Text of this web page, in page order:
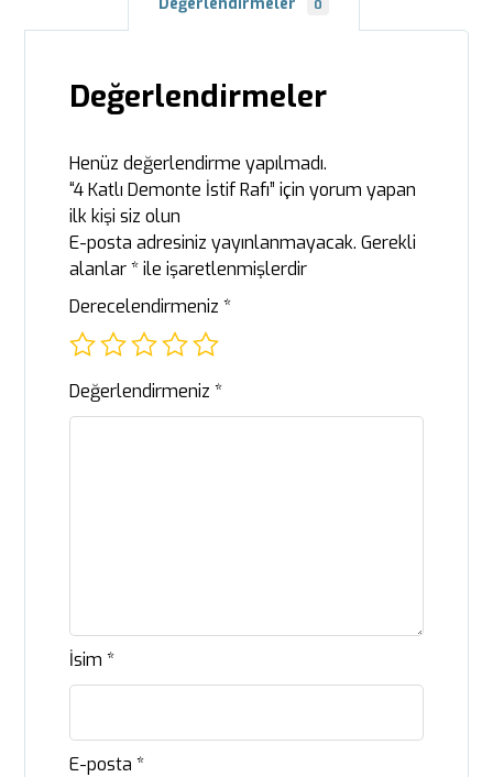
0
Değerlendirmeler
Henüz değerlendirme yapılmadı.
“4 Katlı Demonte İstif Rafı” için yorum yapan
ilk kişi siz olun
E-posta adresiniz yayınlanmayacak. Gerekli
alanlar*ile işaretlenmişlerdir
Derecelendirmeniz*
Değerlendirmeniz*
İsim*
E-posta*